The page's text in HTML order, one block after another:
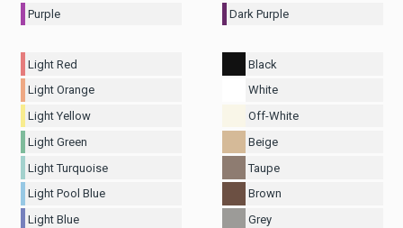
Purple
Dark Purple
Light Red
Light Orange
Light Yellow
Light Green
Light Turquoise
Light Pool Blue
Light Blue
Black
White
Off-White
Beige
Taupe
Brown
Grey